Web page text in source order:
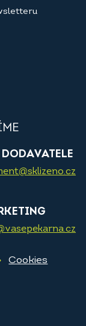
Cookies